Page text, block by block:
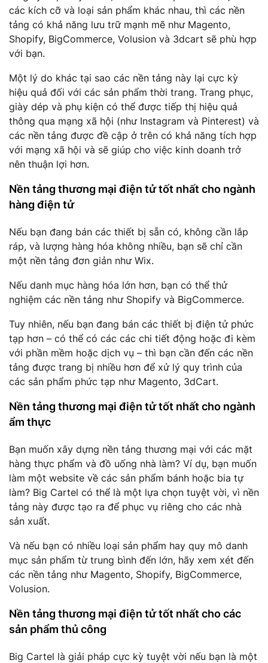
các kích cỡ và loại sản phẩm khác nhau, thì các nền
tảng có khả năng lưu trữ mạnh mẽ như Magento,
Shopify, BigCommerce, Volusion và 3dcart sẽ phù hợp
với bạn.
Một lý do khác tại sao các nền tảng này lại cực kỳ
hiệu quả đối với các sản phẩm thời trang. Trang phục,
giày dép và phụ kiện có thể được tiếp thị hiệu quả
thông qua mạng xã hội (như Instagram và Pinterest) và
các nền tảng được đề cập ở trên có khả năng tích hợp
với mạng xã hội và sẽ giúp cho việc kinh doanh trở
nên thuận lợi hơn.
Nền tảng thương mại điện tử tốt nhất cho ngành
hàng điện tử
Nếu bạn đang bán các thiết bị sẵn có, không cần lắp
ráp, và lượng hàng hóa không nhiều, bạn sẽ chỉ cần
một nền tảng đơn giản như Wix.
Nếu danh mục hàng hóa lớn hơn, bạn có thể thử
nghiệm các nền tảng như Shopify và BigCommerce.
Tuy nhiên, nếu bạn đang bán các thiết bị điện tử phức
tạp hơn – có thể có các các chi tiết động hoặc đi kèm
với phần mềm hoặc dịch vụ – thì bạn cần đến các nền
tảng được trang bị nhiều hơn để xử lý quy trình của
các sản phẩm phức tạp như Magento, 3dCart.
Nền tảng thương mại điện tử tốt nhất cho ngành
ẩm thực
Bạn muốn xây dựng nền tảng thương mại với các mặt
hàng thực phẩm và đồ uống nhà làm? Ví dụ, bạn muốn
làm một website về các sản phẩm bánh hoặc bia tự
làm? Big Cartel có thể là một lựa chọn tuyệt vời, vì nền
tảng này được tạo ra để phục vụ riêng cho các nhà
sản xuất.
Và nếu bạn có nhiều loại sản phẩm hay quy mô danh
mục sản phẩm từ trung bình đến lớn, hãy xem xét đến
các nền tảng như Magento, Shopify, BigCommerce,
Volusion.
Nền tảng thương mại điện tử tốt nhất cho các
sản phẩm thủ công
Big Cartel là giải pháp cực kỳ tuyệt vời nếu bạn là một